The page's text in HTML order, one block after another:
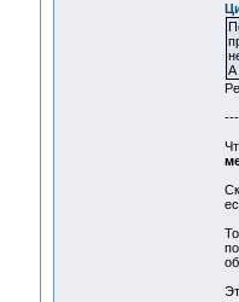
А